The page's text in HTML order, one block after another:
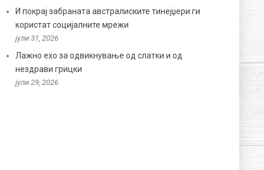
И покрај забраната австралиските тинејџери ги
користат социјалните мрежи
јули 31, 2026
Лажно ехо за одвикнување од слатки и од
нездрави грицки
јули 29, 2026